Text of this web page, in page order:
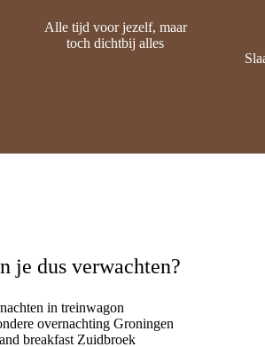
Alle tijd voor jezelf, maar
toch dichtbij alles
je dus verwachten?
in treinwagon
overnachting Groningen
breakfast Zuidbroek